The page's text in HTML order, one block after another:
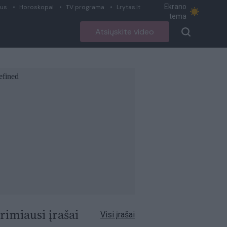
Horoskopai TV programa Lrytas.lt
Ekrano
tema
Atsiųskite video
įrašai Visi įrašai